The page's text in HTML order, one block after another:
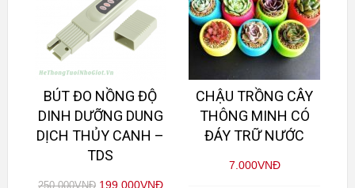
BÚT ĐO NỒNG ĐỘ
DINH DƯỠNG DUNG
DỊCH THỦY CANH –
TDS
250.000VNĐ 199.000VNĐ
CHẬU TRỒNG CÂY
THÔNG MINH CÓ
ĐÁY TRỮ NƯỚC
7.000VNĐ